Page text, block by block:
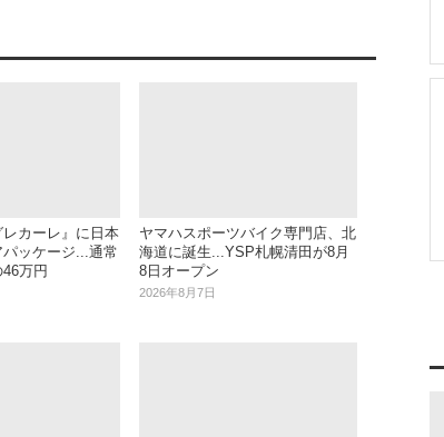
カーレ』に日本
ッケージ...通常
万円
ヤマハスポーツバイク専門店、北
海道に誕生...YSP札幌清田が8月
8日オープン
2026年8月7日